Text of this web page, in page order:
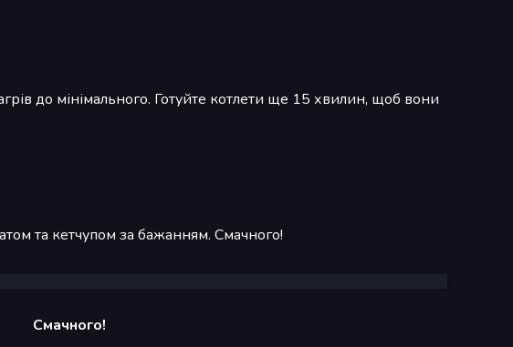
до мінімального. Готуйте котлети ще 15 хвилин, щоб вони
та кетчупом за бажанням. Смачного!
Смачного!